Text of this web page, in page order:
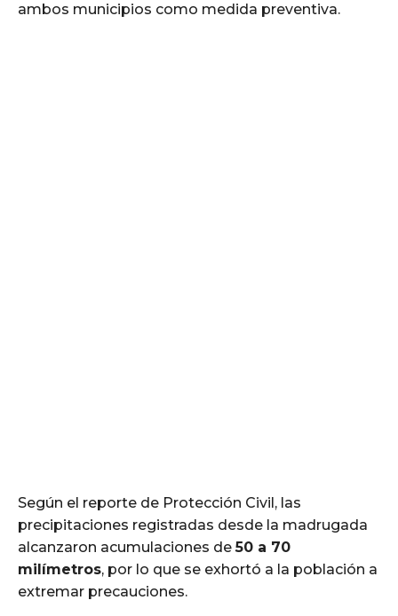
ambos municipios como medida preventiva.
Según el reporte de Protección Civil, las
precipitaciones registradas desde la madrugada
alcanzaron acumulaciones de50 a 70
milímetros, por lo que se exhortó a la población a
extremar precauciones.